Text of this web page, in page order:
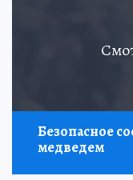
Безопасное
медведем